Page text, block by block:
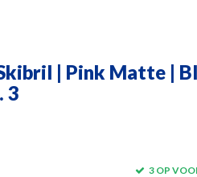
| Pink Matte |
3
3 OP